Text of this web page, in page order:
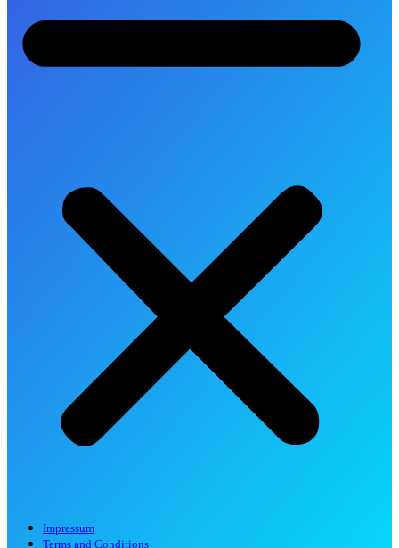
Impressum
Terms and Conditions